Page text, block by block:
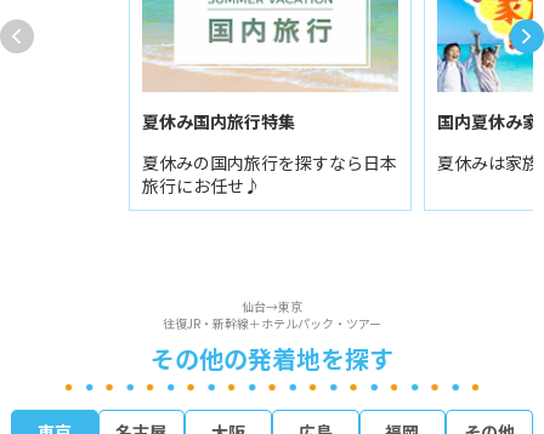
夏休み国内旅行特集
夏休みの国内旅行を探すなら日本
旅行にお任せ♪
国内夏休み
夏休みは家
仙台→東京
往復JR・新幹線＋ホテルパック・ツアー
その他の発着地を探す